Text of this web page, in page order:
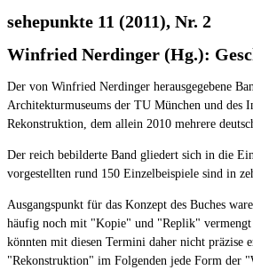
sehepunkte 11 (2011), Nr. 2
Winfried Nerdinger (Hg.):
Der von Winfried Nerdinger herausgegebene
Architekturmuseums der TU München und des
Rekonstruktion, dem allein 2010 mehrere
Der reich bebilderte Band gliedert sich in die
vorgestellten rund 150 Einzelbeispiele sind in
Ausgangspunkt für das Konzept des Buches
häufig noch mit "Kopie" und "Replik" vermengt
könnten mit diesen Termini daher nicht präzise
"Rekonstruktion" im Folgenden jede Form der